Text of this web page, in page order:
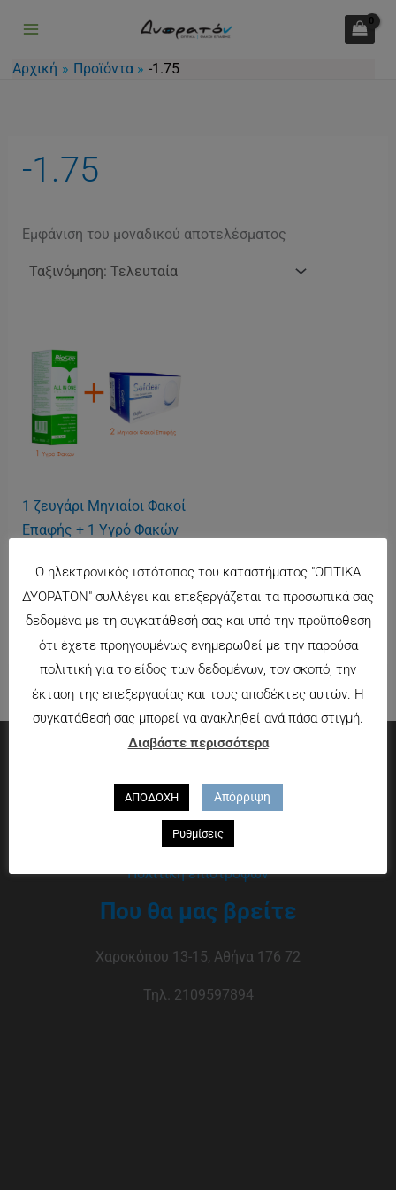
περιεχόμενο
Αρχική Προϊόντα -1.75
-1.75
Εμφάνιση του μοναδικού αποτελέσματος
1 ζευγάρι Μηνιαίοι Φακοί
Επαφής + 1 Υγρό Φακών
9.90 €
Πληροφορίες
Τρόποι πληρωμής
Τρόποι αποστολής
Πολιτική επιστροφών
Που θα μας βρείτε
Χαροκόπου 13-15, Αθήνα 176 72
Τηλ. 2109597894
Ο ηλεκτρονικός ιστότοπος του καταστήματος "ΟΠΤΙΚΑ
ΔΥΟΡΑΤΟΝ" συλλέγει και επεξεργάζεται τα προσωπικά σας
δεδομένα με τη συγκατάθεσή σας και υπό την προϋπόθεση
ότι έχετε προηγουμένως ενημερωθεί με την παρούσα
πολιτική για το είδος των δεδομένων, τον σκοπό, την
έκταση της επεξεργασίας και τους αποδέκτες αυτών. Η
συγκατάθεσή σας μπορεί να ανακληθεί ανά πάσα στιγμή.
Διαβάστε περισσότερα
ΑΠΟΔΟΧΗ Απόρριψη
Ρυθμίσεις